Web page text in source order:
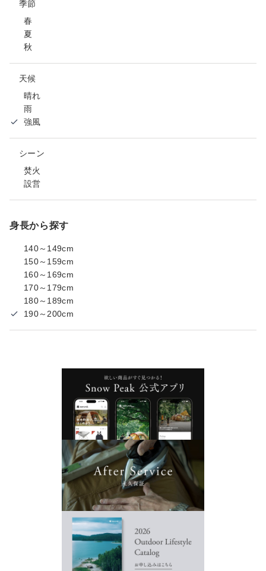
季節
春
夏
秋
天候
晴れ
雨
強風
シーン
焚火
設営
身長から探す
140～149cm
150～159cm
160～169cm
170～179cm
180～189cm
190～200cm